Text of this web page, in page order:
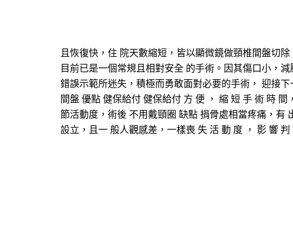
且恢復快，住 院天數縮短，皆以顯微鏡做頸椎間盤切
目前已是一個常規且相對安全 的手術。因其傷口小，
錯誤示範所迷失，積極而勇敢面對必要的手術， 迎接
間盤 優點 健保給付 健保給付 方 便 ， 縮 短 手 術 時
節活動度，術後 不用戴頸圈 缺點 捐骨處相當疼痛，有
設立，且一 般人觀感差，一樣喪 失 活 動 度 ， 影 響 判